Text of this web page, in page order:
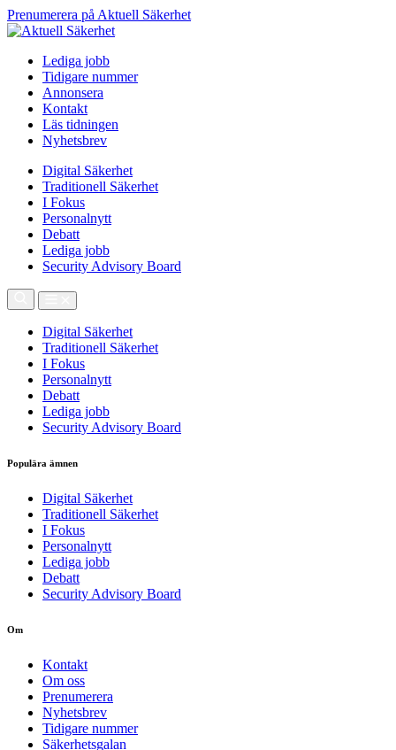
Prenumerera på Aktuell Säkerhet
Lediga jobb
Tidigare nummer
Annonsera
Kontakt
Läs tidningen
Nyhetsbrev
Digital Säkerhet
Traditionell Säkerhet
I Fokus
Personalnytt
Debatt
Lediga jobb
Security Advisory Board
Digital Säkerhet
Traditionell Säkerhet
I Fokus
Personalnytt
Debatt
Lediga jobb
Security Advisory Board
Populära ämnen
Digital Säkerhet
Traditionell Säkerhet
I Fokus
Personalnytt
Lediga jobb
Debatt
Security Advisory Board
Om
Kontakt
Om oss
Prenumerera
Nyhetsbrev
Tidigare nummer
Säkerhetsgalan